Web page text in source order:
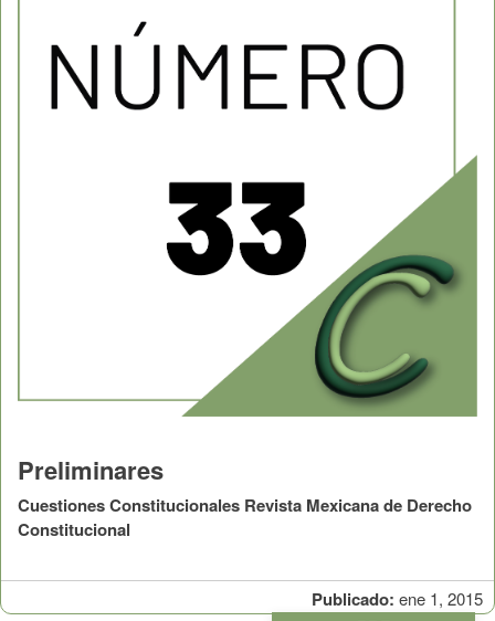
Publicado: ene 1, 2015
Preliminares
Cuestiones Constitucionales Revista Mexicana de Derecho
Constitucional